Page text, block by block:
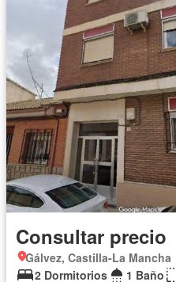
Consultar precio
Gálvez, Castilla-La Mancha
2 Dormitorios
1 Baño